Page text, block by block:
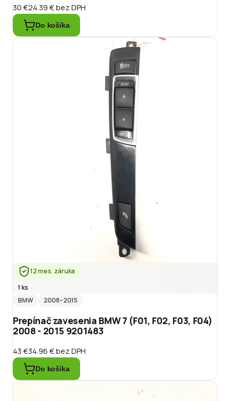
30 €24.39 €bez DPH
Do košíka
12 mes. záruka
1 ks
BMW
2008–2015
Prepínač zavesenia BMW 7 (F01, F02, F03, F04)
2008 - 2015 9201483
43 €34.96 €bez DPH
Do košíka